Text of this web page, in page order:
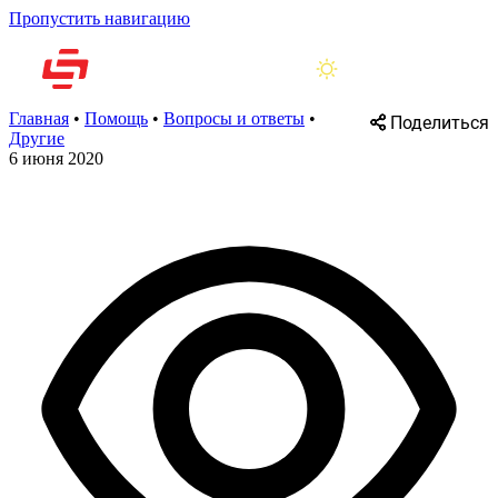
Пропустить навигацию
Главная • Помощь • Вопросы и ответы •
Другие
Поделиться
6 июня 2020